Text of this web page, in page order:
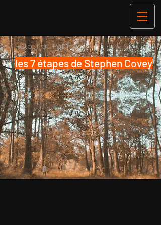
< Retour au Portfolio
les 7 étapes de Stephen Covey